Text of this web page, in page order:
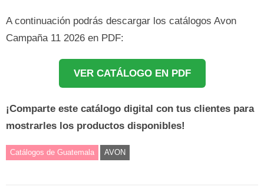
A continuación podrás descargar los catálogos Avon
Campaña 11 2026 en PDF:
VER CATÁLOGO EN PDF
¡Comparte este catálogo digital con tus clientes para
mostrarles los productos disponibles!
Catálogos de Guatemala AVON